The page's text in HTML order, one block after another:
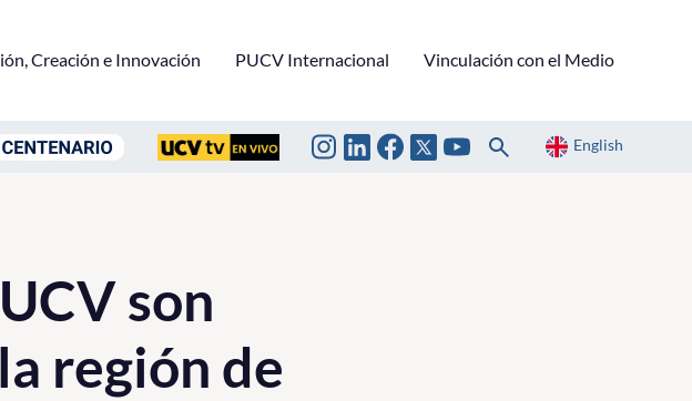
Creación e Innovación PUCV Internacional Vinculación con el Medio
English
son
región de